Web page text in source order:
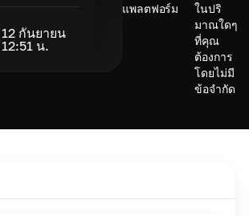
12 กันยายน
12:51 น.
แพลตฟอร์ม
ในปริ
มาณใดๆ
ที่คุณ
ต้องการ
โดยไม่มี
ข้อจำกัด